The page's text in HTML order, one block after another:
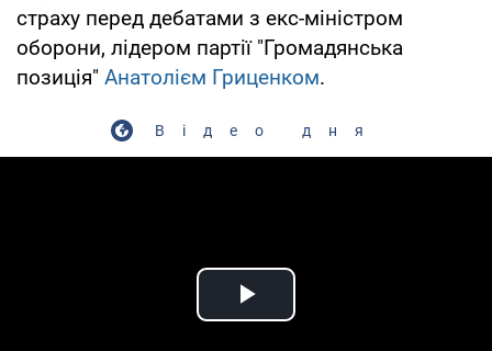
страху перед дебатами з екс-міністром
оборони, лідером партії "Громадянська
позиція" Анатолієм Гриценком.
Відео дня
Play Video